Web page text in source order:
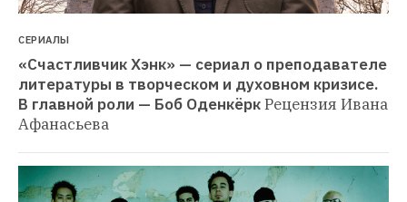
СЕРИАЛЫ
«Счастливчик Хэнк» — сериал о преподавателе
литературы в творческом и духовном кризисе.
В главной роли — Боб ОденкёркРецензия Ивана
Афанасьева